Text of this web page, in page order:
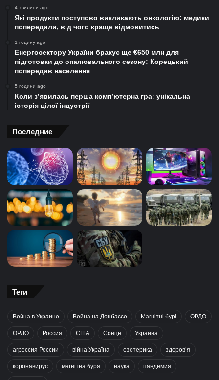
4 хвилини ago
Які продукти поступово викликають онкологію: медики
попередили, від чого краще відмовитись
1 годину ago
Енергосектору України бракує ще €650 млн для
підготовки до опалювального сезону: Корецький
попередив населення
5 години ago
Коли з’явилась перша комп’ютерна гра: унікальна
історія цілої індустрії
Последние
Теги
Война в Украине Война на Донбассе Магнітні бурі ОРДО
ОРЛО Россия США Сонце Украина
агрессия России війна Україна езотерика здоров’я
коронавирус магнітна буря наука пандемия